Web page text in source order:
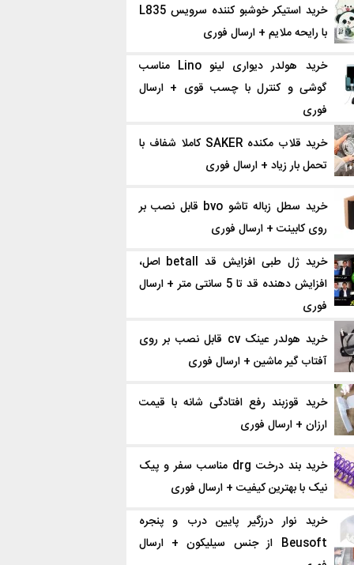
خرید استیکر خوشبو کننده سرویس L835
با رایحه ملایم + ارسال فوری
خرید هولدر دیواری لینو Lino مناسب
گوشی و کنترل با چسب قوی + ارسال
فوری
خرید قلاب‌ مکنده SAKER کاملا شفاف با
تحمل بار زیاد + ارسال فوری
خرید سطل زباله تاشو bvo قابل نصب بر
روی کابینت + ارسال فوری
خرید ژل طبی افزایش قد betall اصل،
افزایش دهنده قد تا 5 سانتی متر + ارسال
فوری
خرید هولدر عینک cv قابل نصب بر روی
آفتاب گیر ماشین + ارسال فوری
خرید قوزبند رفع افتادگی شانه با قیمت
ارزان + ارسال فوری
خرید بند درخت drg مناسب سفر و پیک
نیک با بهترین کیفیت + ارسال فوری
خرید نوار درزگیر پایین درب و پنجره
Beusoft از جنس سیلیکون + ارسال